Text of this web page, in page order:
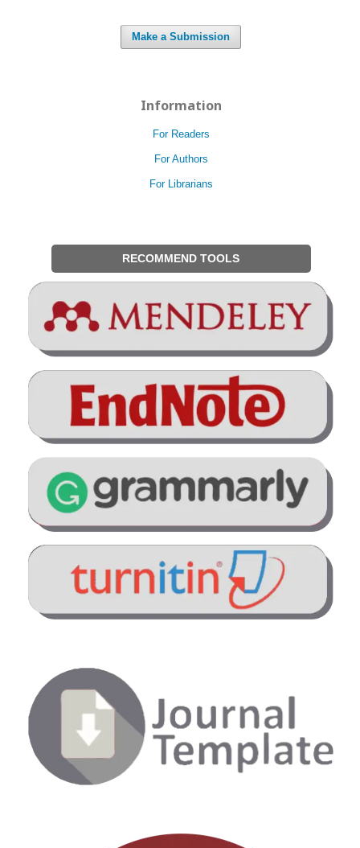
Make a Submission
Information
For Readers
For Authors
For Librarians
RECOMMEND TOOLS